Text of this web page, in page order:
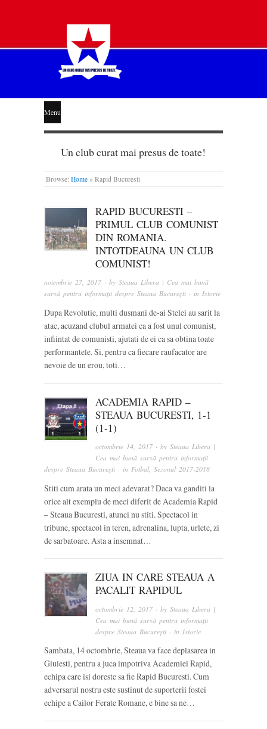
STEAUA
LIBERĂ
Menu
Un club curat mai presus de toate!
Browse: Home » Rapid Bucuresti
RAPID BUCURESTI –
PRIMUL CLUB COMUNIST
DIN ROMANIA.
INTOTDEAUNA UN CLUB
COMUNIST!
noiembrie 27, 2017 · by Steaua Libera | Cea mai bună
sursă pentru informații despre Steaua București · in Istorie
Dupa Revolutie, multi dusmani de-ai Stelei au sarit la
atac, acuzand clubul armatei ca a fost unul comunist,
infiintat de comunisti, ajutati de ei ca sa obtina toate
performantele. Si, pentru ca fiecare raufacator are
nevoie de un erou, toti…
ACADEMIA RAPID –
STEAUA BUCURESTI, 1-1
(1-1)
octombrie 14, 2017 · bySteaua Libera |
Cea mai bună sursă pentru informații
despre Steaua București · in Fotbal Sezonul 2017-2018
Stiti cum arata un meci adevarat? Daca va ganditi la
orice alt exemplu de meci diferit de Academia Rapid
– Steaua Bucuresti, atunci nu stiti. Spectacol in
tribune, spectacol in teren, adrenalina, lupta, urlete, zi
de sarbatoare. Asta a insemnat…
ZIUA IN CARE STEAUA A
PACALIT RAPIDUL
octombrie 12, 2017 · bySteaua Libera |
Cea mai bună sursă pentru informații
despre Steaua București · in Istorie
Sambata, 14 octombrie, Steaua va face deplasarea in
Giulesti, pentru a juca impotriva Academiei Rapid,
echipa care isi doreste sa fie Rapid Bucuresti. Cum
adversarul nostru este sustinut de suporterii fostei
echipe a Cailor Ferate Romane, e bine sa ne…